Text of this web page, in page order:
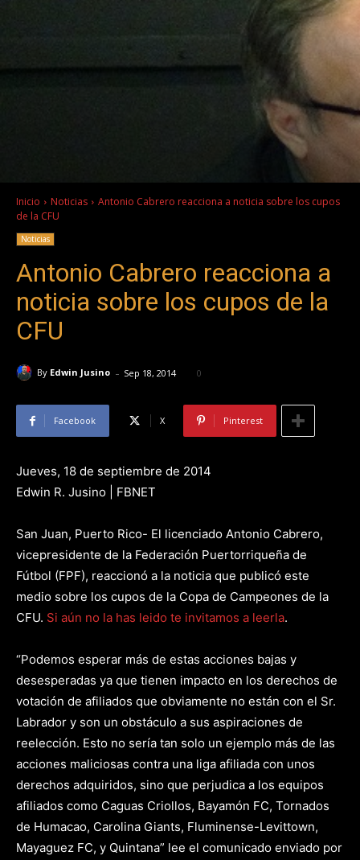
Inicio Noticias
Antonio Cabrero reacciona a noticia sobre los cupos
de la CFU
Noticias
Antonio Cabrero reacciona a
noticia sobre los cupos de la
CFU
By Edwin Jusino - Sep 18, 2014 0
Facebook X Pinterest
Jueves, 18 de septiembre de 2014
Edwin R. Jusino | FBNET
San Juan, Puerto Rico- El licenciado Antonio Cabrero,
vicepresidente de la Federación Puertorriqueña de
Fútbol (FPF), reaccionó a la noticia que publicó este
medio sobre los cupos de la Copa de Campeones de la
CFU. Si aún no la has leido te invitamos a leerla.
“Podemos esperar más de estas acciones bajas y
desesperadas ya que tienen impacto en los derechos de
votación de afiliados que obviamente no están con el Sr.
Labrador y son un obstáculo a sus aspiraciones de
reelección. Esto no sería tan solo un ejemplo más de las
acciones maliciosas contra una liga afiliada con unos
derechos adquiridos, sino que perjudica a los equipos
afiliados como Caguas Criollos, Bayamón FC, Tornados
de Humacao, Carolina Giants, Fluminense-Levittown,
Mayaguez FC, y Quintana” lee el comunicado enviado por